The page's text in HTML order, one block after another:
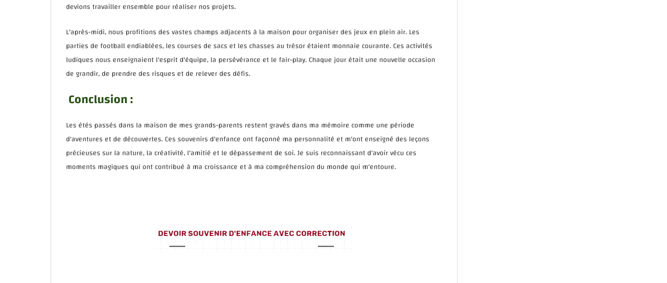
devions travailler ensemble pour réaliser nos projets.
L'après-midi, nous profitions des vastes champs adjacents à la maison pour organiser des jeux en plein air. Les
parties de football endiablées, les courses de sacs et les chasses au trésor étaient monnaie courante. Ces activités
ludiques nous enseignaient l'esprit d'équipe, la persévérance et le fair-play. Chaque jour était une nouvelle occasion
de grandir, de prendre des risques et de relever des défis.
Conclusion :
Les étés passés dans la maison de mes grands-parents restent gravés dans ma mémoire comme une période
d'aventures et de découvertes. Ces souvenirs d'enfance ont façonné ma personnalité et m'ont enseigné des leçons
précieuses sur la nature, la créativité, l'amitié et le dépassement de soi. Je suis reconnaissant d'avoir vécu ces
moments magiques qui ont contribué à ma croissance et à ma compréhension du monde qui m'entoure.